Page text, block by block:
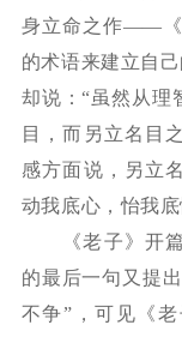
身立命之作——《
的术语来建立自
却说：“虽然从理
目，而另立名目
感方面说，另立
动我底心，怡我
《老子》开
的最后一句又提
不争”，可见《